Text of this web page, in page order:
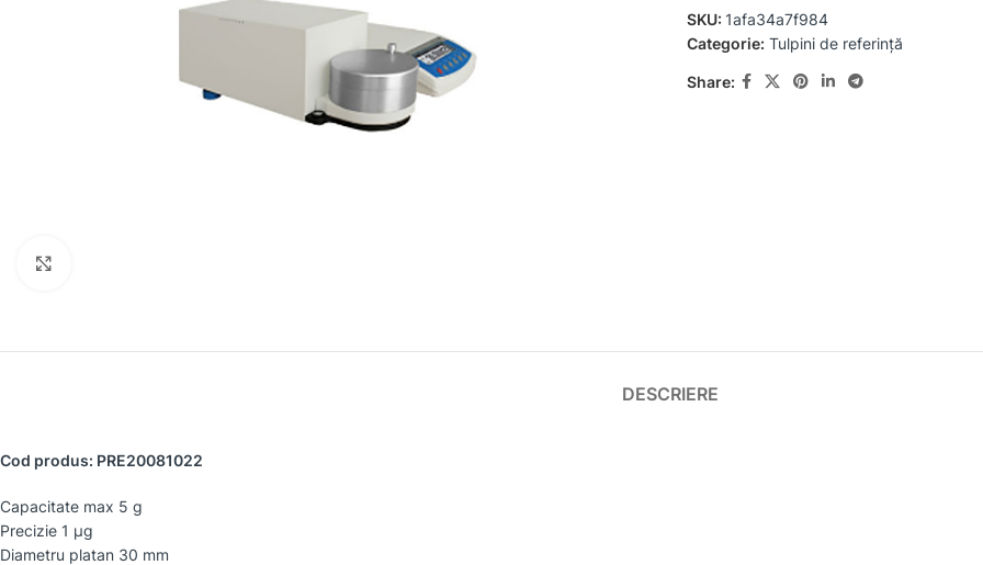
SKU: 1afa34a7f984
Categorie: Tulpini de referință
Share:
DESCRIERE
Cod produs: PRE20081022
Capacitate max 5 g
Precizie 1 µg
Diametru platan 30 mm